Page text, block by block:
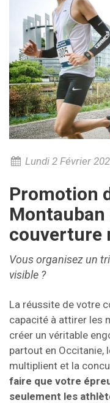
Lundi 2 Février
Promotion
Montauban
couverture
Vous organisez un
visible ?
La réussite de votre
capacité à attirer les
créer un véritable
partout en Occitanie,
multiplient et la
faire que votre
seulement les